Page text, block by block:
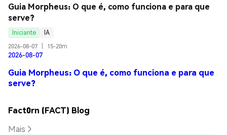
Guia Morpheus: O que é, como funciona e para que
serve?
Iniciante
IA
2026-08-07
15-20m
2026-08-07
Guia Morpheus: O que é, como funciona e para que
serve?
Fact0rn (FACT) Blog
Mais